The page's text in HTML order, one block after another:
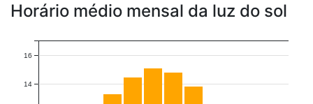
Horário médio mensal da luz do sol
14
16